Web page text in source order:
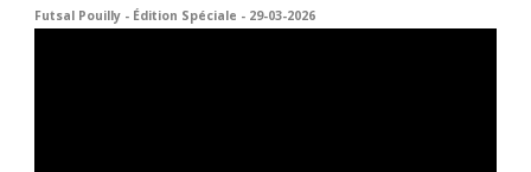
Futsal Pouilly - Édition Spéciale - 29-03-2026